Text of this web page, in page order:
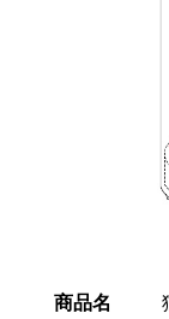
商品名